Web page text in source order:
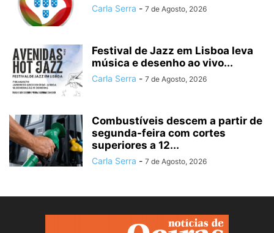
Carla Serra - 7 de Agosto, 2026
Festival de Jazz em Lisboa leva
música e desenho ao vivo...
Carla Serra - 7 de Agosto, 2026
Combustíveis descem a partir de
segunda-feira com cortes
superiores a 12...
Carla Serra - 7 de Agosto, 2026